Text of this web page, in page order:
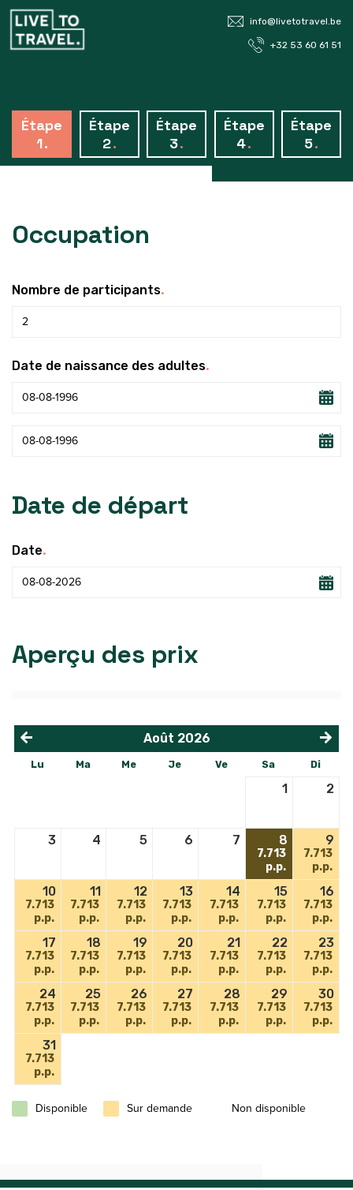
+32 53 60 61 51
info@livetotravel.be
Étape
1.
Étape
2.
Étape
3.
Étape
4.
Étape
5.
Occupation
Nombre de participants.
Date de naissance des adultes.
Date de départ
Date.
Aperçu des prix
< >
Août 2026
Lu Ma Me Je Ve Sa Di
1 2
3 4 5 6 7 8
7.713
p.p.
9
7.713
p.p.
10
7.713
p.p.
11
7.713
p.p.
12
7.713
p.p.
13
7.713
p.p.
14
7.713
p.p.
15
7.713
p.p.
16
7.713
p.p.
17
7.713
p.p.
18
7.713
p.p.
19
7.713
p.p.
20
7.713
p.p.
21
7.713
p.p.
22
7.713
p.p.
23
7.713
p.p.
24
7.713
p.p.
25
7.713
p.p.
26
7.713
p.p.
27
7.713
p.p.
28
7.713
p.p.
29
7.713
p.p.
30
7.713
p.p.
31
7.713
p.p.
Disponible Sur demande Non disponible